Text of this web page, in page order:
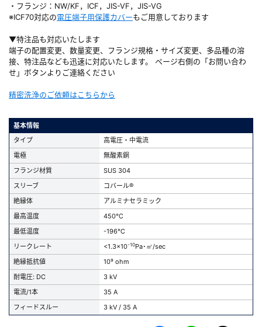
・フランジ：NW/KF，ICF，JIS-VF，JIS-VG
※ICF70対応の電圧端子用保護カバーもご用意しております
▼特注品も対応いたします
端子の配置変更、数量変更、フランジ規格・サイズ変更、多品種の溶
接、特注品なども迅速に対応いたします。 ページ右側の「お問い合わ
せ」ボタンよりご連絡ください
精密洗浄のご依頼はこちらから
基本情報
タイプ
高電圧・中電流
電極
無酸素銅
フランジ材質
SUS 304
スリーブ
コバール®
絶縁体
アルミナセラミック
最高温度
450℃
最低温度
-196℃
リークレート
<1.3x10-10Pa･㎥/sec
絶縁抵抗値
10⁹ ohm
耐電圧: DC
3 kV
電流/1本
35 A
フィードスルー
3 kV / 35 A